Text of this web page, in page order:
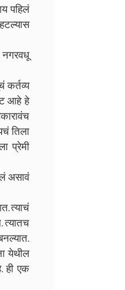
पहिलं
कर्तव्य
आहे हे
तिला
प्रेमी
असावं
त्याचं
त्यातच
येथील
ही एक